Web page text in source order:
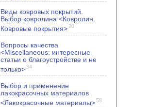
Виды ковровых покрытий.
Выбор ковролина <Ковролин.
Ковровые покрытия> 20
Вопросы качества
<Miscellaneous: интересные
статьи о благоустройстве и не
только>34
Выбор и применение
лакокрасочных материалов
<Лакокрасочные материалы>58